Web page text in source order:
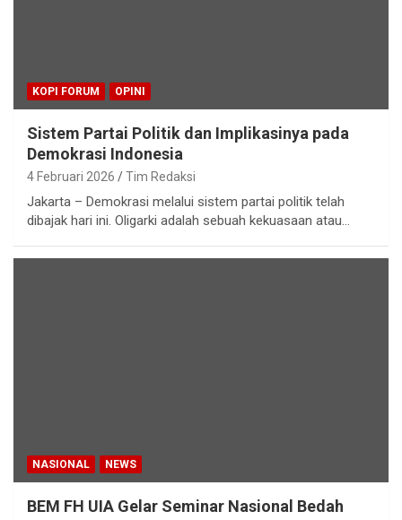
KOPI FORUM OPINI
Sistem Partai Politik dan Implikasinya pada
Demokrasi Indonesia
4 Februari 2026 Tim Redaksi
Jakarta – Demokrasi melalui sistem partai politik telah
dibajak hari ini. Oligarki adalah sebuah kekuasaan atau…
NASIONAL NEWS
BEM FH UIA Gelar Seminar Nasional Bedah